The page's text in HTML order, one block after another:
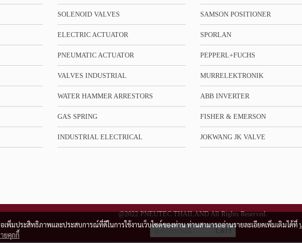
SOLENOID VALVES
ELECTRIC ACTUATOR
PNEUMATIC ACTUATOR
VALVES INDUSTRIAL
WATER HAMMER ARRESTORS
GAS SPRING
INDUSTRIAL ELECTRICAL
SAMSON POSITIONER
SPORLAN
PEPPERL+FUCHS
MURRELEKTRONIK
ABB INVERTER
FISHER & EMERSON
JOKWANG JK VALVE
@2022 PNEUTEC THAILAND All Rights Reserved.
ผู้เข้าชมวันนี้ 1,611
เพิ่มประสิทธิภาพและประสบการณ์ที่ดีในการใช้งานเว็บไซต์ของท่าน ท่านสามารถอ่านรายละเอียดเพิ่มเติมได้ที่
ยคุกกี้